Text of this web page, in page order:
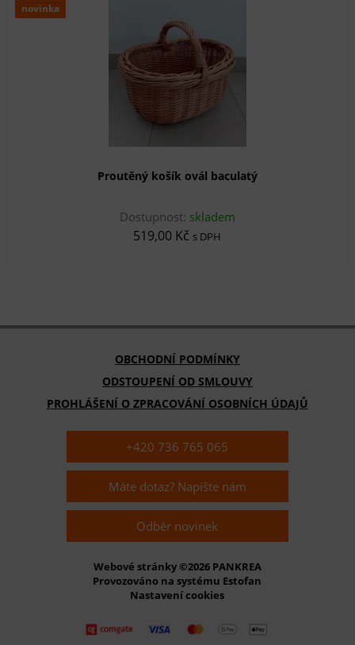
novinka
Proutěný košík ovál baculatý
Dostupnost: skladem
519,00 Kč s DPH
OBCHODNÍ PODMÍNKY
ODSTOUPENÍ OD SMLOUVY
PROHLÁŠENÍ O ZPRACOVÁNÍ OSOBNÍCH ÚDAJŮ
+420 736 765 065
Máte dotaz? Napište nám
Odběr novinek
Webové stránky ©2026 PANKREA
Provozováno na systému Estofan
Nastavení cookies